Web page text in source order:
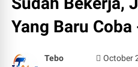
Yang Baru Coba
Tebo
October